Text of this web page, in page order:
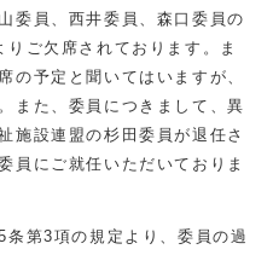
委員、西井委員、森口委員の
ご欠席されております。ま
の予定と聞いてはいますが、
また、委員につきまして、異
施設連盟の杉田委員が退任さ
員にご就任いただいておりま
第3項の規定より、委員の過